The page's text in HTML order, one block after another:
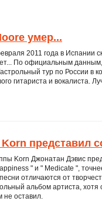
умер...
2011 года в Испании
По официальным
тур по России в
гитариста и вокалиста.
представил
Korn Джонатан Дэвис
" и " Medicate ",
отличаются от
альбом артиста,
не оставил.